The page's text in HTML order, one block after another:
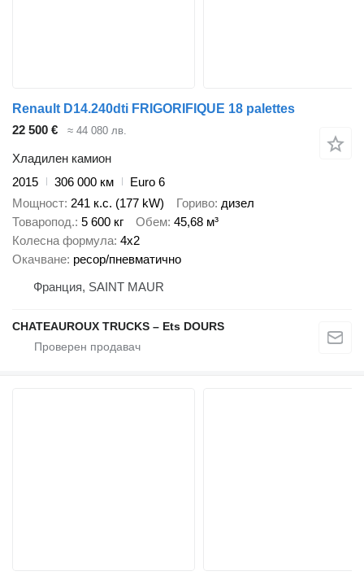
Renault D14.240dti FRIGORIFIQUE 18 palettes
22 500 €
≈ 44 080 лв.
Хладилен камион
2015
306 000 км
Euro 6
Мощност 241 к.с. (177 kW) Гориво дизел
Товаропод. 5 600 кг Обем 45,68 м³
Колесна формула 4x2
Окачване ресор/пневматично
Франция, SAINT MAUR
CHATEAUROUX TRUCKS – Ets DOURS